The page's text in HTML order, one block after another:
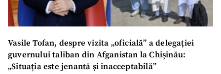
Vasile Tofan, despre vizita „oficială” a delegației
guvernului taliban din Afganistan la Chișinău:
„Situația este jenantă și inacceptabilă”